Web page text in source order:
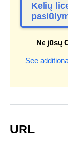
Kelių
Ne jūsų
See
URL